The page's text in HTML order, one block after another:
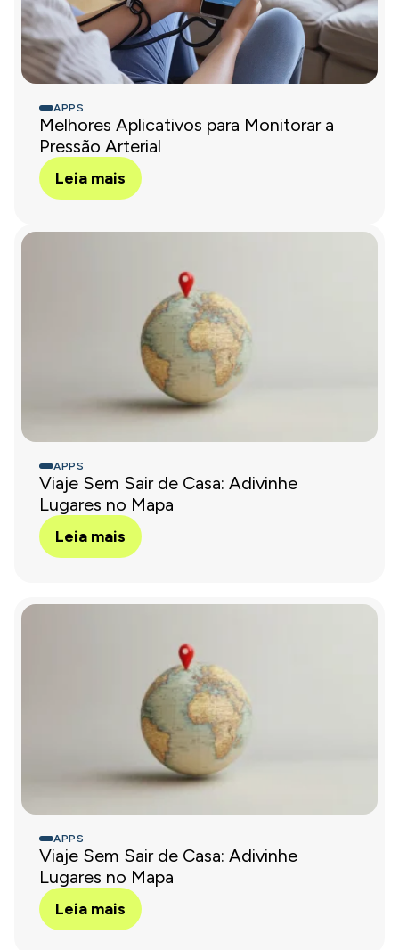
APPS
Melhores Aplicativos para Monitorar a
Pressão Arterial
Leia mais
APPS
Viaje Sem Sair de Casa: Adivinhe
Lugares no Mapa
Leia mais
APPS
Viaje Sem Sair de Casa: Adivinhe
Lugares no Mapa
Leia mais